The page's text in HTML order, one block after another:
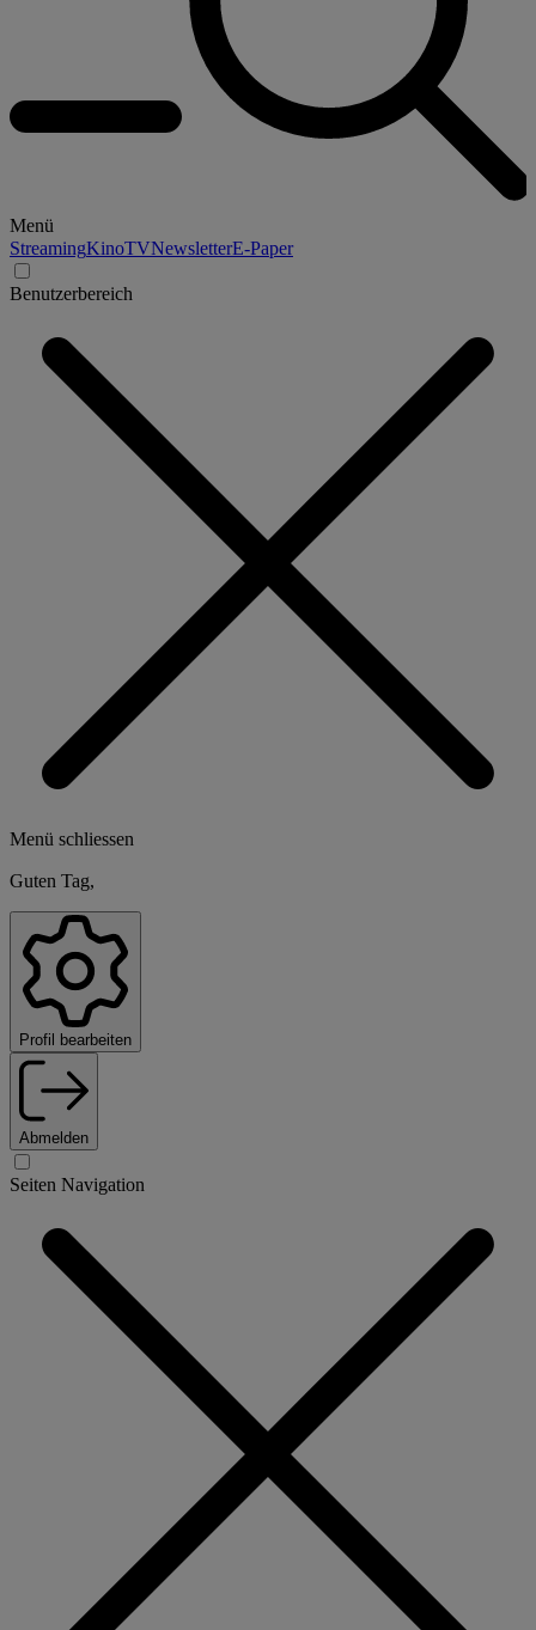
Menü
StreamingKinoTVNewsletterE-Paper
Benutzerbereich
Menü schliessen
Guten Tag,
Profil bearbeiten
Abmelden
Seiten Navigation